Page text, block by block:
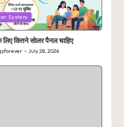
System
कितने सोलर पैनल चाहिए
July 28, 2026